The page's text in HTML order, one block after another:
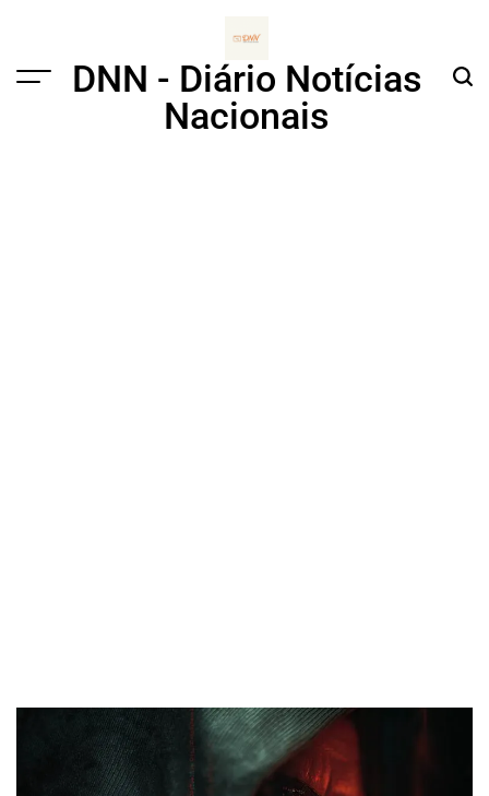
Menu
DNN - Diário Notícias
Nacionais